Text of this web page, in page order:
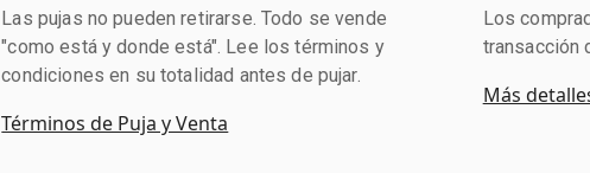
Las pujas no pueden retirarse. Todo se vende
"como está y donde está". Lee los términos y
condiciones en su totalidad antes de pujar.
Términos de Puja y Venta
Los
transacción
Más